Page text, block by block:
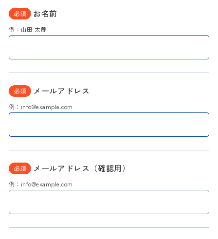
お名前
例：山田 太郎
メールアドレス
例：info@example.com
メールアドレス（確認用）
例：info@example.com